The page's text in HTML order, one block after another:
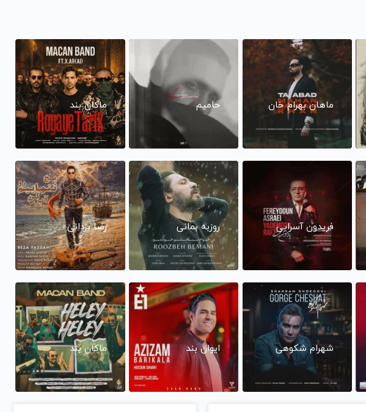
ماهان بهرام خان حامیم ماکان بند
فریدون آسرایی روزبه بمانی رضا یزدانی
شهرام شکوهی ایوان بند ماکان بند